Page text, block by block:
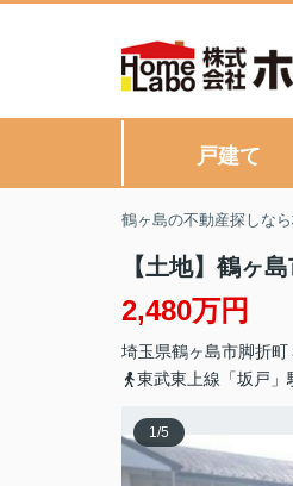
戸建て
鶴ヶ島の不動産探しな
【土地】鶴ヶ
2,480万円
埼玉県鶴ヶ島市脚折町
東武東上線「坂戸」
1/5